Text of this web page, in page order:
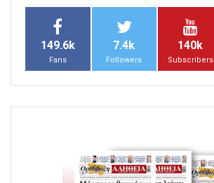
149.6k
Fans
7.4k
Followers
140k
Subscribers